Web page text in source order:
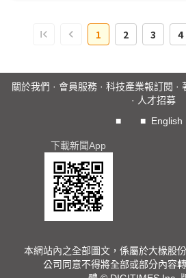
益於中國國內政策支持，中國液冷資
中又以L2L方案為中國市場主流選擇。...
1 2 3 4
關於我們 · 會員服務· 科技產業報訂閱 ·
· 人才招募
■
■ English
下載新聞App
本網站內之全部圖文，係屬於大椽股
公司同意不得將全部或部分內容